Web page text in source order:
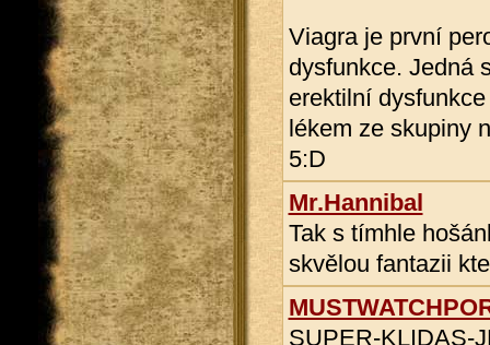
Viagra je první
dysfunkce. Jedná
erektilní
lékem ze skupiny
5:D
Mr.Hannibal
Tak s tímhle
skvělou fantazii
SUPER-KLIDAS-